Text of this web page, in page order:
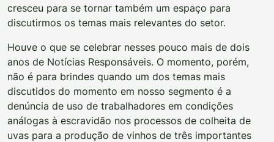
cresceu para se tornar também um espaço para
discutirmos os temas mais relevantes do setor.
Houve o que se celebrar nesses pouco mais de dois
anos de Notícias Responsáveis. O momento, porém,
não é para brindes quando um dos temas mais
discutidos do momento em nosso segmento é a
denúncia de uso de trabalhadores em condições
análogas à escravidão nos processos de colheita de
uvas para a produção de vinhos de três importantes